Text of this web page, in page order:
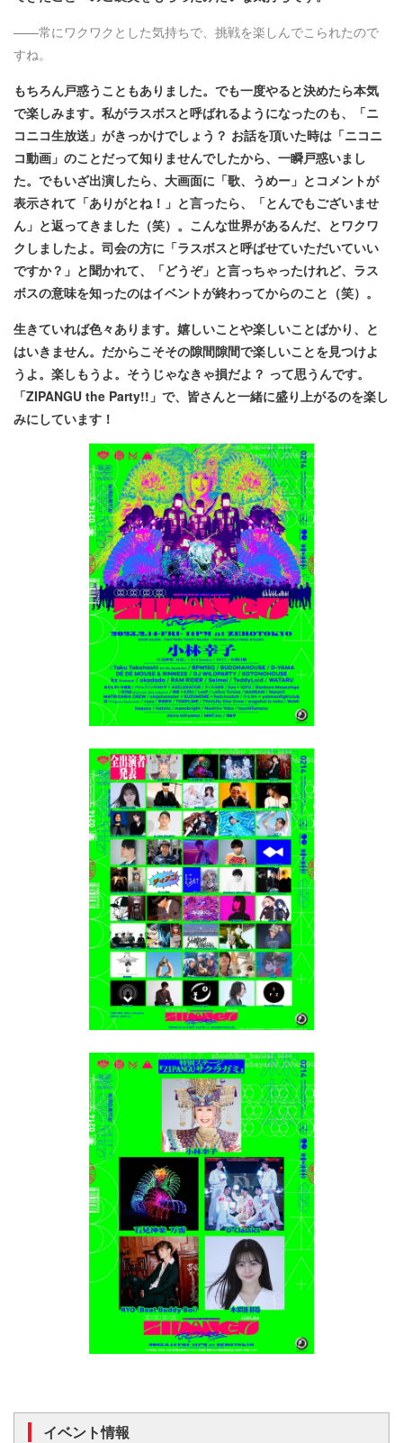
——常にワクワクとした気持ちで、挑戦を楽しんでこられたので
すね。
もちろん戸惑うこともありました。でも一度やると決めたら本気
で楽しみます。私がラスボスと呼ばれるようになったのも、「ニ
コニコ生放送」がきっかけでしょう？ お話を頂いた時は「ニコニ
コ動画」のことだって知りませんでしたから、一瞬戸惑いまし
た。でもいざ出演したら、大画面に「歌、うめー」とコメントが
表示されて「ありがとね！」と言ったら、「とんでもございませ
ん」と返ってきました（笑）。こんな世界があるんだ、とワクワ
クしましたよ。司会の方に「ラスボスと呼ばせていただいていい
ですか？」と聞かれて、「どうぞ」と言っちゃったけれど、ラス
ボスの意味を知ったのはイベントが終わってからのこと（笑）。
生きていれば色々あります。嬉しいことや楽しいことばかり、と
はいきません。だからこそその隙間隙間で楽しいことを見つけよ
うよ。楽しもうよ。そうじゃなきゃ損だよ？ って思うんです。
「ZIPANGU the Party!!」で、皆さんと一緒に盛り上がるのを楽し
みにしています！
イベント情報